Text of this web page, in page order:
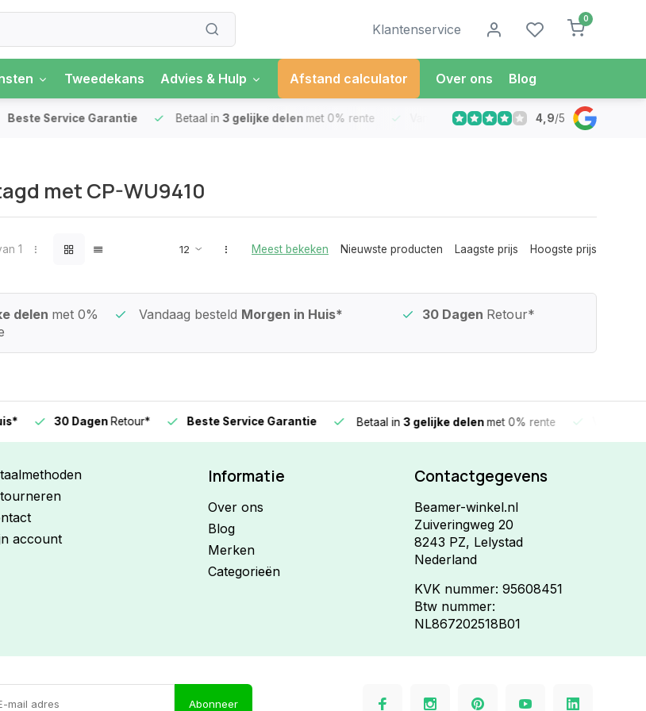
Klantenservice
0
Tweedekans Advies & Hulp Afstand calculator Over ons Blog
Service Garantie Betaal in 3 gelijke delen met 0% rente Vandaag besteldMorgen in Huis*
4,9/5
met CP-WU9410
1 Meest bekeken Nieuwste producten Laagste prijs Hoogste prijs
delen met 0%
Vandaag besteld Morgen in Huis* 30 Dagen Retour*
30 DagenRetour* Beste Service Garantie Betaal in3 gelijke delenmet 0% rente Vandaag
account
Informatie
Over ons
Blog
Merken
Categorieën
Contactgegevens
Beamer-winkel.nl
Zuiveringweg 20
8243 PZ, Lelystad
Nederland
KVK nummer: 95608451
Btw nummer:
NL867202518B01
Abonneer